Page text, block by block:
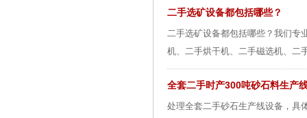
二手选矿设备都包括哪些？
二手选矿设备都包括哪些？我们专
机、二手烘干机、二手磁选机、二
全套二手时产300吨砂石料生产
处理全套二手砂石生产线设备，具